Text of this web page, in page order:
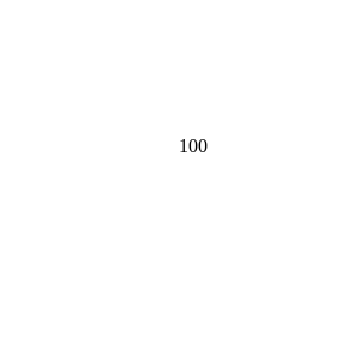
100